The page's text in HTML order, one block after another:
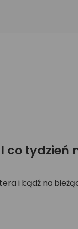
co tydzień
i bądź na